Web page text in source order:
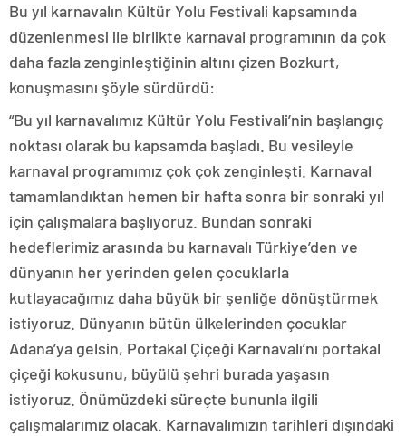
Bu yıl karnavalın Kültür Yolu Festivali kapsamında
düzenlenmesi ile birlikte karnaval programının da çok
daha fazla zenginleştiğinin altını çizen Bozkurt,
konuşmasını şöyle sürdürdü:
“Bu yıl karnavalımız Kültür Yolu Festivali’nin başlangıç
noktası olarak bu kapsamda başladı. Bu vesileyle
karnaval programımız çok çok zenginleşti. Karnaval
tamamlandıktan hemen bir hafta sonra bir sonraki yıl
için çalışmalara başlıyoruz. Bundan sonraki
hedeflerimiz arasında bu karnavalı Türkiye’den ve
dünyanın her yerinden gelen çocuklarla
kutlayacağımız daha büyük bir şenliğe dönüştürmek
istiyoruz. Dünyanın bütün ülkelerinden çocuklar
Adana’ya gelsin, Portakal Çiçeği Karnavalı’nı portakal
çiçeği kokusunu, büyülü şehri burada yaşasın
istiyoruz. Önümüzdeki süreçte bununla ilgili
çalışmalarımız olacak. Karnavalımızın tarihleri dışındaki